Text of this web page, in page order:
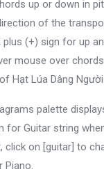
up or down in
of the
plus (+) sign for up
mouse over
Hạt Lúa Dâng
palette
for Guitar string
click on [guitar] to
Piano.